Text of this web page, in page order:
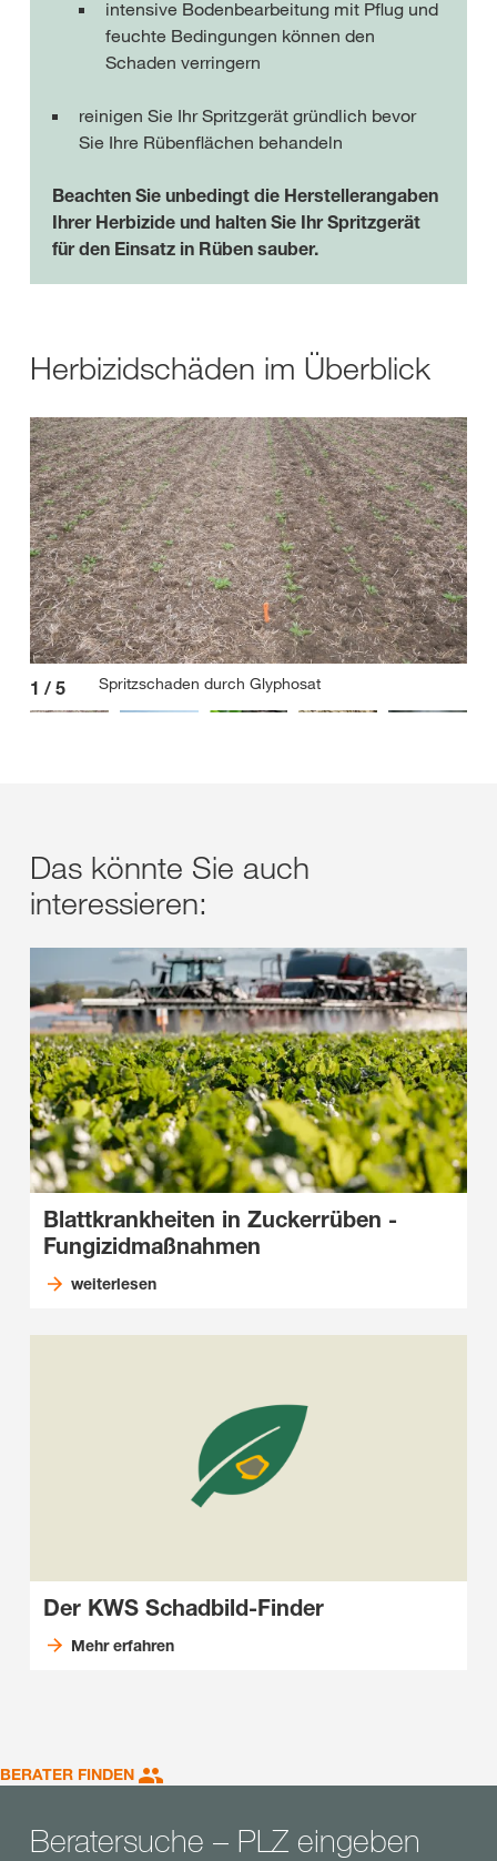
intensive Bodenbearbeitung mit Pflug und
feuchte Bedingungen können den
Schaden verringern
reinigen Sie Ihr Spritzgerät gründlich bevor
Sie Ihre Rübenflächen behandeln
Beachten Sie unbedingt die Herstellerangaben
Ihrer Herbizide und halten Sie Ihr Spritzgerät
für den Einsatz in Rüben sauber.
Herbizidschäden im Überblick
1 / 5 Spritzschaden durch Glyphosat
Das könnte Sie auch
interessieren:
Blattkrankheiten in Zuckerrüben -
Fungizidmaßnahmen
weiterlesen
Der KWS Schadbild-Finder
Mehr erfahren
BERATER FINDEN
Beratersuche – PLZ eingeben